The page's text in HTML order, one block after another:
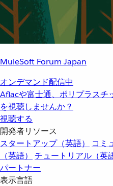
MuleSoft Forum Japan
オンデマンド配信中
Aflacや富士通、ポリプラスチ
を視聴しませんか？
視聴する
開発者リソース
スタートアップ（英語）
コミ
（英語）
チュートリアル（英
パートナー
表示言語